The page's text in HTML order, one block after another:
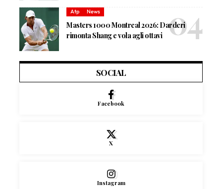
Atp News
Masters 1000 Montreal 2026: Darderi
rimonta Shang e vola agli ottavi
SOCIAL
Facebook
X
Instagram